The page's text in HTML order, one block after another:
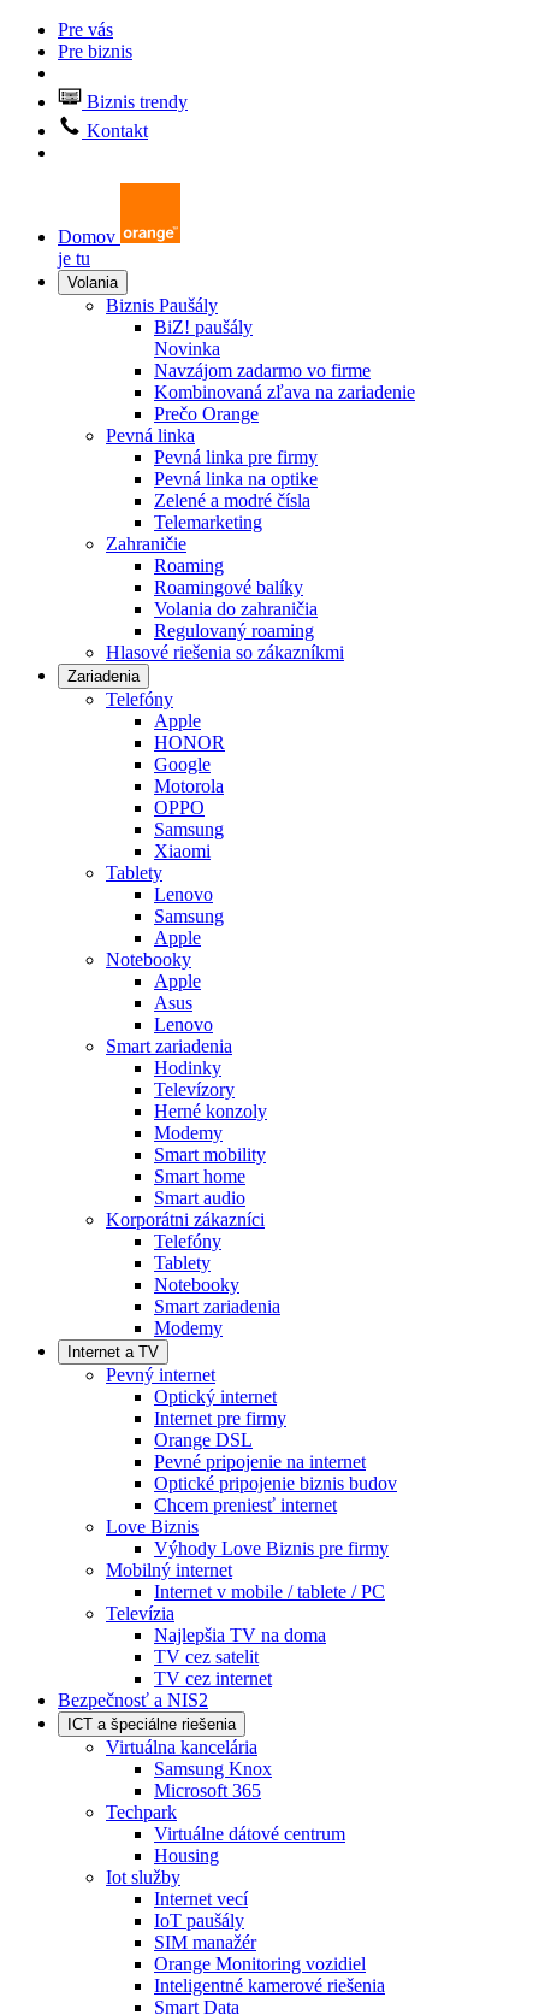
Pre vás
Pre biznis
Biznis trendy
Kontakt
Domov
je tu
Volania
Biznis Paušály
BiZ! paušály
Novinka
Navzájom zadarmo vo firme
Kombinovaná zľava na zariadenie
Prečo Orange
Pevná linka
Pevná linka pre firmy
Pevná linka na optike
Zelené a modré čísla
Telemarketing
Zahraničie
Roaming
Roamingové balíky
Volania do zahraničia
Regulovaný roaming
Hlasové riešenia so zákazníkmi
Zariadenia
Telefóny
Apple
HONOR
Google
Motorola
OPPO
Samsung
Xiaomi
Tablety
Lenovo
Samsung
Apple
Notebooky
Apple
Asus
Lenovo
Smart zariadenia
Hodinky
Televízory
Herné konzoly
Modemy
Smart mobility
Smart home
Smart audio
Korporátni zákazníci
Telefóny
Tablety
Notebooky
Smart zariadenia
Modemy
Internet a TV
Pevný internet
Optický internet
Internet pre firmy
Orange DSL
Pevné pripojenie na internet
Optické pripojenie biznis budov
Chcem preniesť internet
Love Biznis
Výhody Love Biznis pre firmy
Mobilný internet
Internet v mobile / tablete / PC
Televízia
Najlepšia TV na doma
TV cez satelit
TV cez internet
Bezpečnosť a NIS2
ICT a špeciálne riešenia
Virtuálna kancelária
Samsung Knox
Microsoft 365
Techpark
Virtuálne dátové centrum
Housing
Iot služby
Internet vecí
IoT paušály
SIM manažér
Orange Monitoring vozidiel
Inteligentné kamerové riešenia
Smart Data